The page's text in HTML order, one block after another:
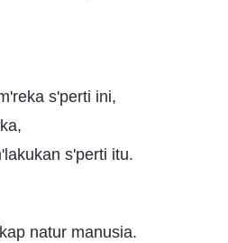
s'perti ini,
s'perti itu.
natur manusia.